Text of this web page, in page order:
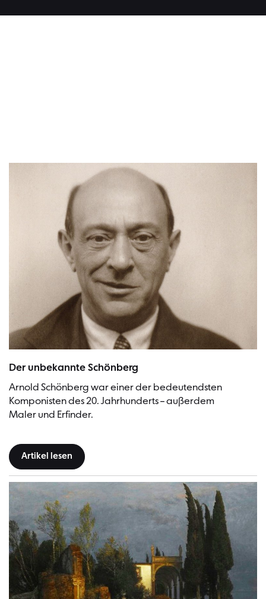
Der unbekannte Schönberg
Arnold Schönberg war einer der bedeutendsten
Komponisten des 20. Jahrhunderts – außerdem
Maler und Erfinder.
Artikel lesen